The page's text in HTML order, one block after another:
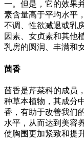
一。但是，它的效果
素含量高于平均水平
不调、性欲减退或乳
因素、女贞素和其他
乳房的圆润、丰满和
茴香
茴香是芹菜科的成员
种草本植物，其成分
香，有助于改善我们
水平，从而达到美容
使胸围更加紧致和提升